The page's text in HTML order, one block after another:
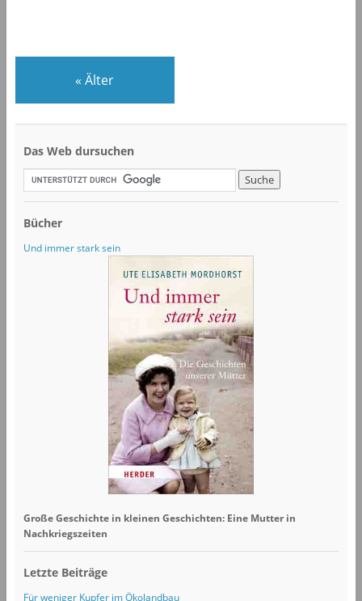
« Älter
Das Web dursuchen
Bücher
Und immer stark sein
Große Geschichte in kleinen Geschichten: Eine Mutter in
Nachkriegszeiten
Letzte Beiträge
Für weniger Kupfer im Ökolandbau